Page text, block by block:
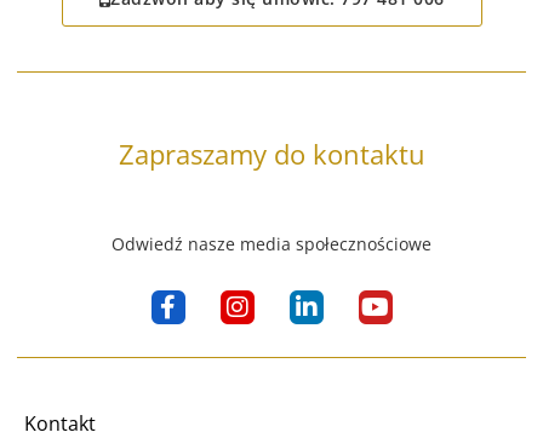
Zapraszamy do kontaktu
Odwiedź nasze media społecznościowe
F
a
c
I
n
s
L
i
n
Y
o
u
Kontakt